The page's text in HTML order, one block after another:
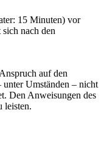
15 Minuten) vor
nach den
auf den
unter Umständen – nicht
Den Anweisungen des
leisten.